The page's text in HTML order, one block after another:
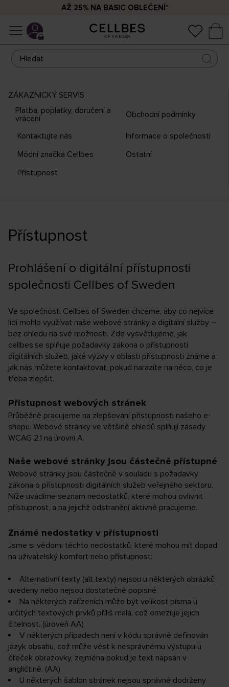
KONEČNÝ VÝPRODEJ - ŠIROKÝ
POLOVIČNÍ CENU*
ZÁKAZNICKÝ SERVIS
Platba, poplatky, doručení a
vrácení
Obchodní podmínky
Kontaktujte nás
Informace o společnosti
Módní značka Cellbes
Ostatní
Přístupnost
Přístupnost
Prohlášení o digitální přístupnosti
společnosti Cellbes of Sweden
Ve společnosti Cellbes of Sweden chceme, aby co nejvíce
lidí mohlo využívat naše webové stránky a digitální služby –
bez ohledu na své možnosti. Zde vysvětlujeme, jak
cellbes.se splňuje požadavky zákona o přístupnosti
digitálních služeb, jaké výzvy v oblasti přístupnosti známe a
jak nás můžete kontaktovat, pokud narazíte na něco, co je
třeba zlepšit.
Přístupnost webových stránek
Průběžně pracujeme na zlepšování přístupnosti našeho e-
shopu. Webové stránky ve většině ohledů splňují zásady
WCAG 2.1 na úrovni A.
Naše webové stránky jsou částečně přístupné
Webové stránky jsou částečně v souladu s požadavky
zákona o přístupnosti digitálních služeb veřejného sektoru.
Níže uvádíme seznam nedostatků, které mohou ovlivnit
přístupnost, a na jejichž odstranění aktivně pracujeme.
Známé nedostatky v přístupnosti
Jsme si vědomi těchto nedostatků, které mohou mít dopad
na uživatelský komfort nebo přístupnost:
Alternativní texty (alt texty) nejsou u některých obrázků
uvedeny nebo nejsou dostatečně popisné.
Na některých zařízeních může být velikost písma u
určitých textových prvků příliš malá, což omezuje jejich
čitelnost. (úroveň AA)
V některých případech není v kódu správně definován
jazyk obsahu, což může vést k nesprávnému výstupu u
čteček obrazovky, zejména pokud je text napsán v
angličtině. (AA)
U některých šablon stránek nejsou správně dodrženy